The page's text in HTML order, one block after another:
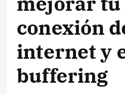
conexión
internet y
buffering